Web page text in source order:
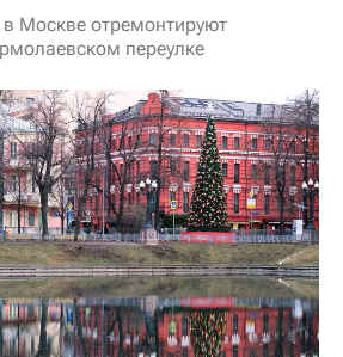
Москве отремонтируют
переулке